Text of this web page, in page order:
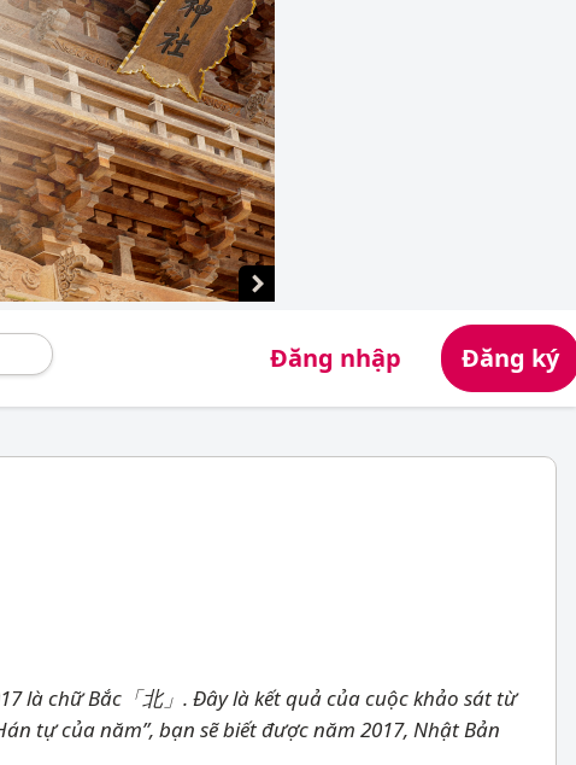
Đăng nhập Đăng ký
là chữ Bắc「北」. Đây là kết quả của cuộc khảo sát từ
tự của năm”, bạn sẽ biết được năm 2017, Nhật Bản